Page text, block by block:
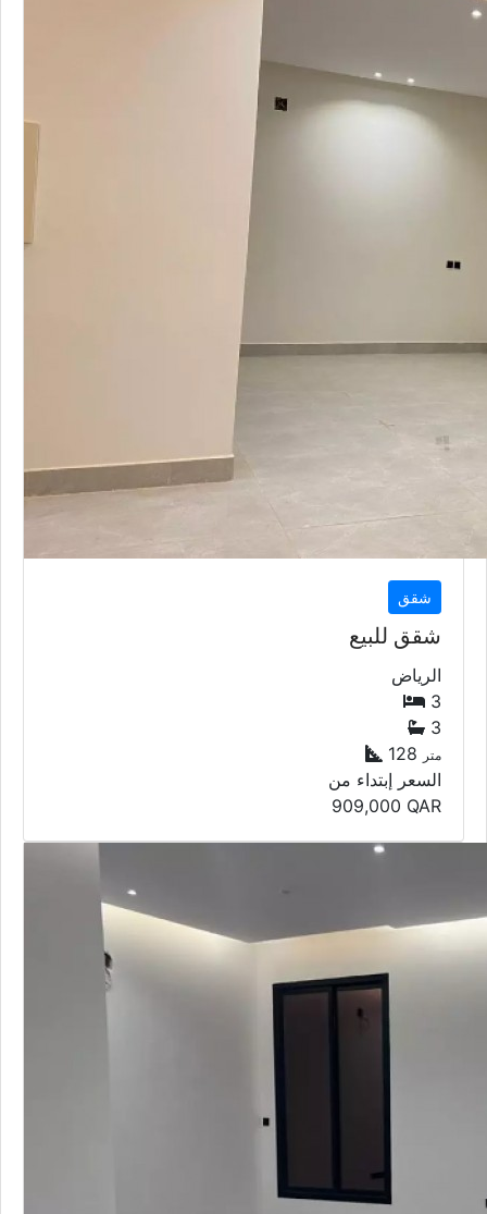
شقق
شقق للبيع
الرياض
3
3
128
متر
السعر إبتداء من
909,000 QAR